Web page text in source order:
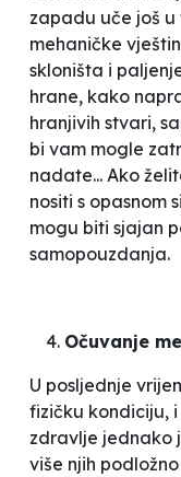
zapadu uče još
mehaničke
skloništa i
hrane, kako
hranjivih stvari,
bi vam mogle
nadate... Ako
nositi s opasnom
mogu biti sjajan
samopouzdanja.
Očuvanje
U posljednje
fizičku kondiciju,
zdravlje jednako
više njih